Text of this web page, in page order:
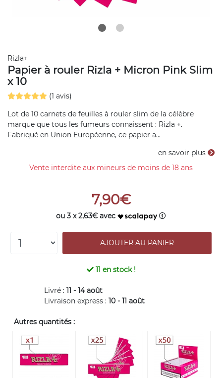
Rizla+
Papier à rouler Rizla + Micron Pink Slim
x 10
(1 avis)
Lot de 10 carnets de feuilles à rouler slim de la célèbre
marque que tous les fumeurs connaissent : Rizla +.
Fabriqué en Union Européenne, ce papier a...
en savoir plus
Vente interdite aux mineurs de moins de 18 ans
7,90€
ou 3 x 2,63€ avec
11 en stock !
Livré : 11 - 14 août
Livraison express : 10 - 11 août
Autres quantités :